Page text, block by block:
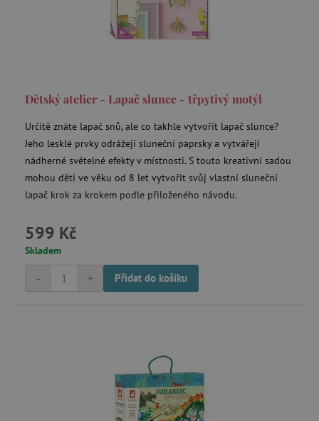
Hračky na zahradu
Učící věže a rostoucí židličky
Podložky na hraní
Výprodej -20 %
Dětský atelier - Lapač slunce - třpytivý motýl
Určitě znáte lapač snů, ale co takhle vytvořit lapač slunce?
Jeho lesklé prvky odrážejí sluneční paprsky a vytvářejí
nádherné světelné efekty v místnosti. S touto kreativní sadou
mohou děti ve věku od 8 let vytvořit svůj vlastní sluneční
lapač krok za krokem podle přiloženého návodu.
599 Kč
Skladem
+
- Přidat do košíku